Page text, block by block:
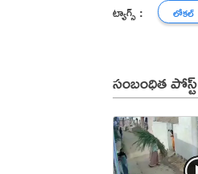
ట్యాగ్స్ : లోకల్
సంబంధిత పోస్ట్